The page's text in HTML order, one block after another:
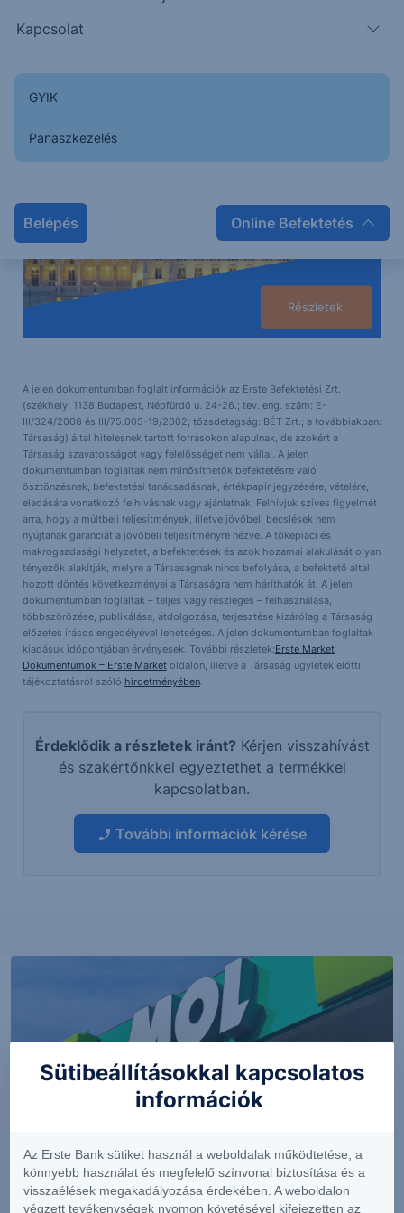
Kapcsolat
GYIK
Panaszkezelés
Belépés Online Befektetés
Erste Netbroker
Állampapírok
Részletek
A jelen dokumentumban foglalt információk az Erste Befektetési Zrt.
(székhely: 1138 Budapest, Népfürdő u. 24-26.; tev. eng. szám: E-
III/324/2008 és III/75.005-19/2002; tőzsdetagság: BÉT Zrt.; a továbbiakban:
Társaság) által hitelesnek tartott forrásokon alapulnak, de azokért a
Társaság szavatosságot vagy felelősséget nem vállal. A jelen
dokumentumban foglaltak nem minősíthetők befektetésre való
ösztönzésnek, befektetési tanácsadásnak, értékpapír jegyzésére, vételére,
eladására vonatkozó felhívásnak vagy ajánlatnak. Felhívjuk szíves figyelmét
arra, hogy a múltbeli teljesítmények, illetve jövőbeli becslések nem
nyújtanak garanciát a jövőbeli teljesítményre nézve. A tőkepiaci és
makrogazdasági helyzetet, a befektetések és azok hozamai alakulását olyan
tényezők alakítják, melyre a Társaságnak nincs befolyása, a befektető által
hozott döntés következményei a Társaságra nem háríthatók át. A jelen
dokumentumban foglaltak – teljes vagy részleges – felhasználása,
többszörözése, publikálása, átdolgozása, terjesztése kizárólag a Társaság
előzetes írásos engedélyével lehetséges. A jelen dokumentumban foglaltak
kiadásuk időpontjában érvényesek. További részletek:Erste Market
Dokumentumok – Erste Marketoldalon, illetve a Társaság ügyletek előtti
tájékoztatásról szóló hirdetményében.
Érdeklődik a részletek iránt? Kérjen visszahívást
és szakértőnkkel egyeztethet a termékkel
kapcsolatban.
További információk kérése
Erős lett a MOL második negyedéve
PIACI HÍREK
Sütibeállításokkal kapcsolatos
információk
Az Erste Bank sütiket használ a weboldalak működtetése, a
könnyebb használat és megfelelő színvonal biztosítása és a
visszaélések megakadályozása érdekében. A weboldalon
végzett tevékenységek nyomon követésével kifejezetten az